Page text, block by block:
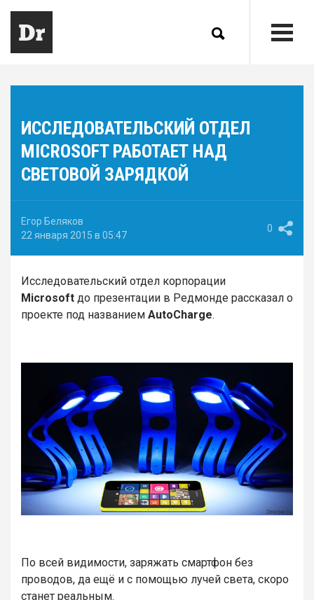
ИССЛЕДОВАТЕЛЬСКИЙ ОТДЕЛ
MICROSOFT РАБОТАЕТ НАД
СВЕТОВОЙ ЗАРЯДКОЙ
Егор Беляков
22 января 2015 в 05:47
0
Исследовательский отдел корпорации
Microsoft до презентации в Редмонде рассказал о
проекте под названием AutoCharge.
По всей видимости, заряжать смартфон без
проводов, да ещё и с помощью лучей света, скоро
станет реальным.